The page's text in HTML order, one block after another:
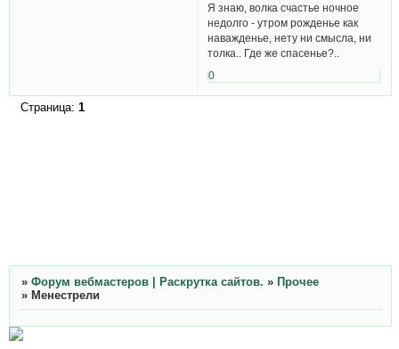
Я знаю, волка счастье ночное
недолго - утром рожденье как
наважденье, нету ни смысла, ни
толка.. Где же спасенье?..
0
Страница: 1
» Форум вебмастеров | Раскрутка сайтов. » Прочее
» Менестрели